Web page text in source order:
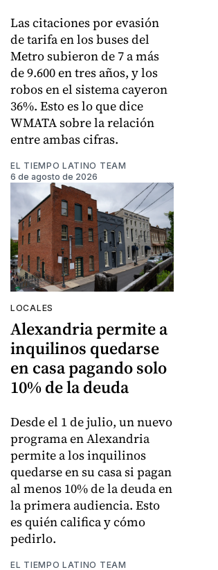
Las citaciones por evasión
de tarifa en los buses del
Metro subieron de 7 a más
de 9.600 en tres años, y los
robos en el sistema cayeron
36%. Esto es lo que dice
WMATA sobre la relación
entre ambas cifras.
EL TIEMPO LATINO TEAM
6 de agosto de 2026
LOCALES
Alexandria permite a
inquilinos quedarse
en casa pagando solo
10% de la deuda
Desde el 1 de julio, un nuevo
programa en Alexandria
permite a los inquilinos
quedarse en su casa si pagan
al menos 10% de la deuda en
la primera audiencia. Esto
es quién califica y cómo
pedirlo.
EL TIEMPO LATINO TEAM